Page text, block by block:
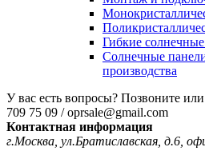
Гибкие
Солнечные
производства
У вас есть вопросы? Позвоните
709 75 09 / oprsale@gmail.com
Контактная информация
г.Москва, ул.Братиславская, д.6,